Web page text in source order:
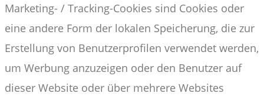
Marketing- / Tracking-Cookies sind Cookies oder
eine andere Form der lokalen Speicherung, die zur
Erstellung von Benutzerprofilen verwendet werden,
um Werbung anzuzeigen oder den Benutzer auf
dieser Website oder über mehrere Websites